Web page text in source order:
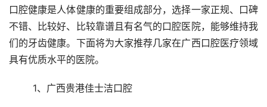
口腔健康是人体健康的重要组成部分，选择一家正规、口碑
不错、比较好、比较靠谱且有名气的口腔医院，能够维持我
们的牙齿健康。下面将为大家推荐几家在广西口腔医疗领域
具有优质水平的医院。
	1、广西贵港佳士洁口腔